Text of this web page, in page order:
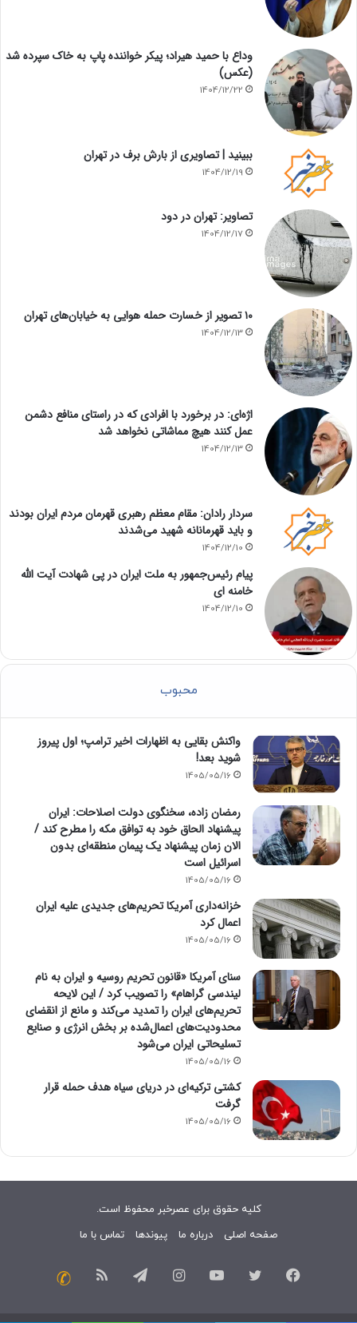
وداع با حمید هیراد؛ پیکر خواننده پاپ به خاک سپرده شد
(عکس)
1404/12/22
ببینید | تصاویری از بارش برف در تهران
1404/12/19
تصاویر: تهران در دود
1404/12/17
۱۰ تصویر از خسارت حمله هوایی به خیابان‌های تهران
1404/12/13
اژه‌ای: در برخورد با افرادی که در راستای منافع دشمن
عمل کنند هیچ مماشاتی نخواهد شد
1404/12/13
سردار رادان: مقام معظم رهبری قهرمان مردم ایران بودند
و باید قهرمانانه شهید می‌شدند
1404/12/10
پیام رئیس‌جمهور به ملت ایران در پی شهادت آیت الله
خامنه ای
1404/12/10
محبوب
واکنش بقایی به اظهارات اخیر ترامپ؛ اول پیروز
شوید بعد!
1405/05/16
رمضان زاده، سخنگوی دولت اصلاحات: ایران
پیشنهاد الحاق خود به توافق مکه را مطرح کند /
الان زمان پیشنهاد یک پیمان منطقه‌ای بدون
اسرائیل است
1405/05/16
خزانه‌داری آمریکا تحریم‌های جدیدی علیه ایران
اعمال کرد
1405/05/16
سنای آمریکا «قانون تحریم روسیه و ایران به نام
لیندسی گراهام» را تصویب کرد / این لایحه
تحریم‌های ایران را تمدید می‌کند و مانع از انقضای
محدودیت‌های اعمال‌شده بر بخش انرژی و صنایع
تسلیحاتی ایران می‌شود
1405/05/16
کشتی ترکیه‌ای در دریای سیاه هدف حمله قرار
گرفت
1405/05/16
کلیه حقوق برای عصرخبر محفوظ است.
صفحه اصلی
درباره ما پیوندها تماس با ما
فیسبوک توییتر یوتیوب اینستاگرامتلگرام خوراک